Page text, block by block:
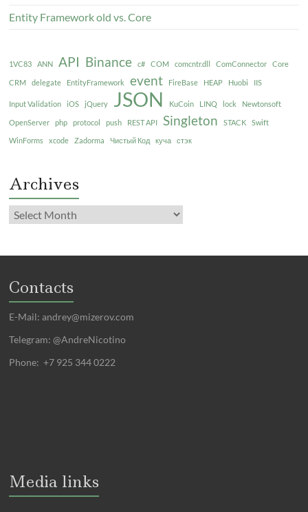
Entity Framework old vs. Core
1VC83 ANN API Binance c# COM comcntr.dll ComConnector Core
CRM delegate EntityFramework event FireBase HEAP Huobi IIS
Input Validation iOS jQuery JSON KuCoin LINQ lock Newtonsoft
OpenServer php protocol push REST API Singleton STACK
Swift
WinForms
xcode Zadorma Чистый Код куча стэк
Archives
Contacts
E-Mail:andrey@mizerov.com
Telegram: @AndreNicotino
Phone: +7 925 344 0222
Media links